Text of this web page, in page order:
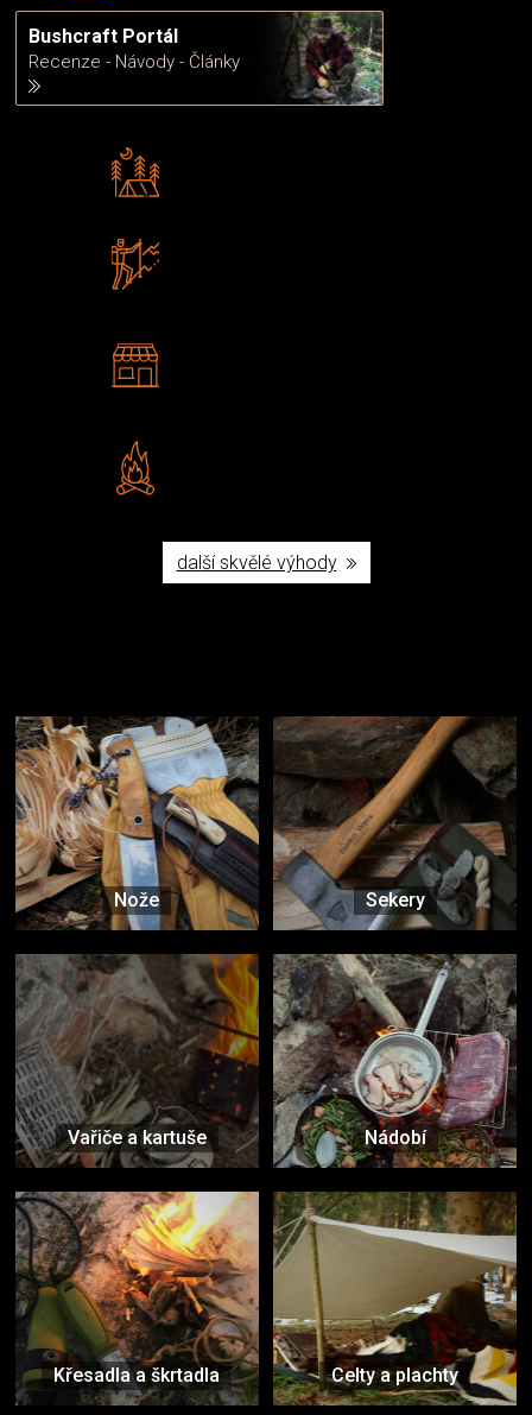
Bushcraft Portál
Recenze - Návody - Články
další skvělé výhody
Nože Sekery
Vařiče a kartuše Nádobí
Křesadla a škrtadla Celty a plachty